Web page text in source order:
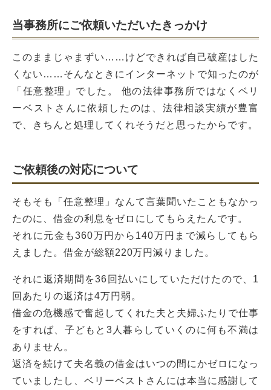
当事務所にご依頼いただいたきっかけ
このままじゃまずい……けどできれば自己破産はした
くない……そんなときにインターネットで知ったのが
「任意整理」でした。 他の法律事務所ではなくベリ
ーベストさんに依頼したのは、法律相談実績が豊富
で、きちんと処理してくれそうだと思ったからです。
ご依頼後の対応について
そもそも「任意整理」なんて言葉聞いたこともなかっ
たのに、借金の利息をゼロにしてもらえたんです。
それに元金も360万円から140万円まで減らしてもら
えました。借金が総額220万円減りました。
それに返済期間を36回払いにしていただけたので、1
回あたりの返済は4万円弱。
借金の危機感で奮起してくれた夫と夫婦ふたりで仕事
をすれば、子どもと3人暮らしていくのに何も不満は
ありません。
返済を続けて夫名義の借金はいつの間にかゼロになっ
ていましたし、ベリーベストさんには本当に感謝して